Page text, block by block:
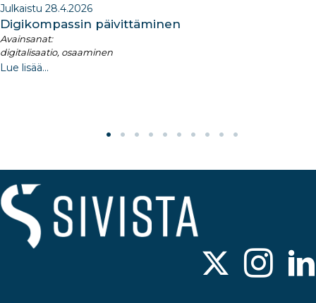
Julkaistu 28.4.2026
Digikompassin päivittäminen
Avainsanat:
digitalisaatio, osaaminen
Lue lisää...